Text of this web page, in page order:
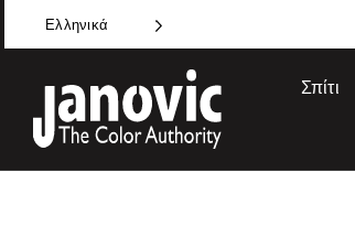
to
content
Ελληνικά
Σπίτι